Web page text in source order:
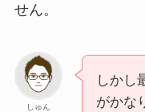
せん。
しゅん
しかし
がかな